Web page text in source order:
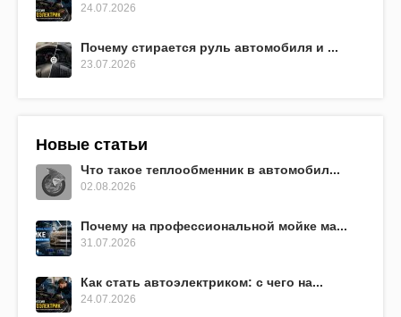
24.07.2026
Почему стирается руль автомобиля и ...
23.07.2026
Новые статьи
Что такое теплообменник в автомобил...
02.08.2026
Почему на профессиональной мойке ма...
31.07.2026
Как стать автоэлектриком: с чего на...
24.07.2026